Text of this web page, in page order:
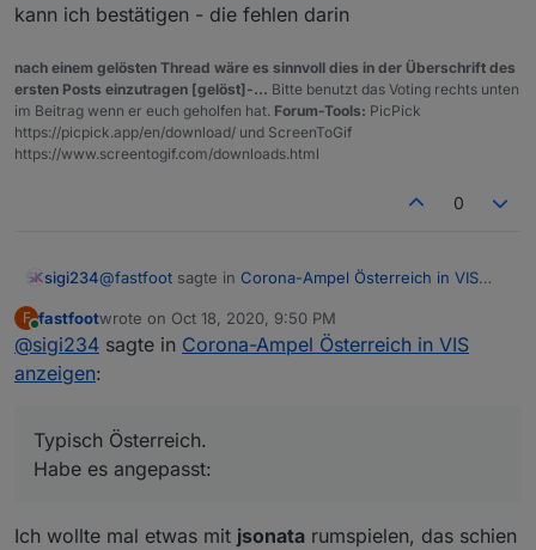
kann ich bestätigen - die fehlen darin
nach einem gelösten Thread wäre es sinnvoll dies in der Überschrift des
ersten Posts einzutragen [gelöst]-... Bitte benutzt das Voting rechts unten
im Beitrag wenn er euch geholfen hat. Forum-Tools: PicPick
https://picpick.app/en/download/ und ScreenToGif
https://www.screentogif.com/downloads.html
0
sigi234@fastfoot sagte in Corona-Ampel Österreich in VIS
nur Wien gelistet ist als Bundesland
Habe es angepasst:
F
Online
fastfootwrote on Oct 18, 2020, 9:50 PM
last edited by
@sigi234 sagte in Corona-Ampel Österreich in VIS
anzeigen:
Typisch Österreich.
Habe es angepasst:
Ich wollte mal etwas mit jsonata rumspielen, das schien